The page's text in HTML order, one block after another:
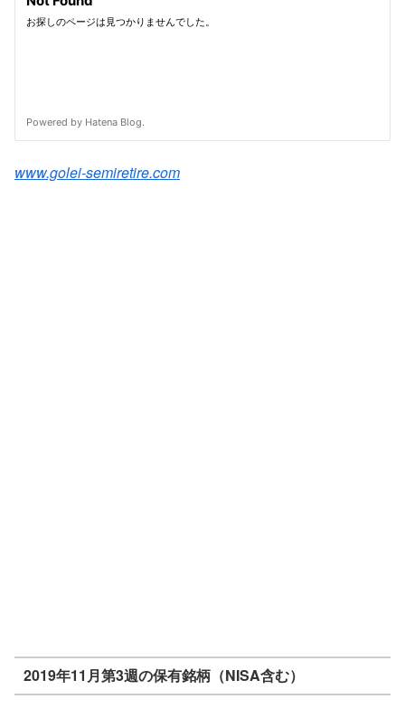
www.golei-semiretire.com
2019年11月第3週の保有銘柄（NISA含む）